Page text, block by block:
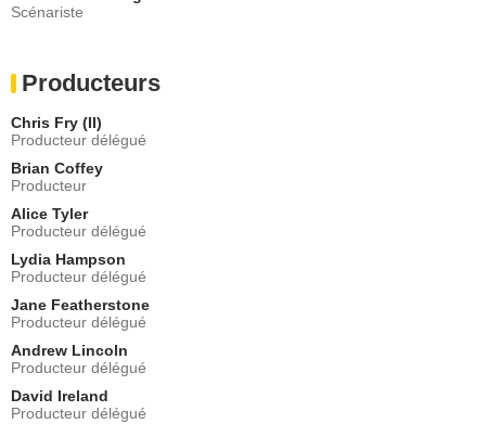
Scénariste
Producteurs
Chris Fry (II)
Producteur délégué
Brian Coffey
Producteur
Alice Tyler
Producteur délégué
Lydia Hampson
Producteur délégué
Jane Featherstone
Producteur délégué
Andrew Lincoln
Producteur délégué
David Ireland
Producteur délégué